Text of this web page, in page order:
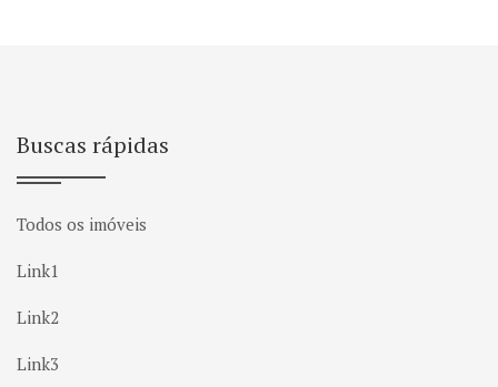
Buscas rápidas
Todos os imóveis
Link1
Link2
Link3